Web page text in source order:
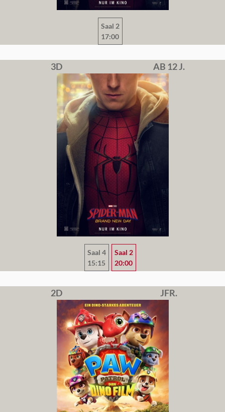
Saal 2
17:00
3D AB 12 J.
Saal 4
15:15
Saal 2
20:00
2D JFR.